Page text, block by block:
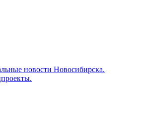
новости Новосибирска.